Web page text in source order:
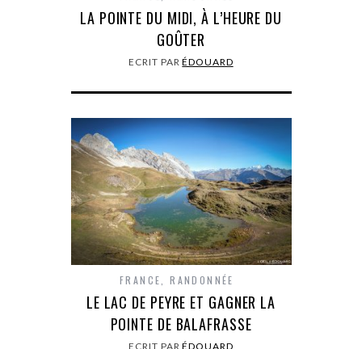
LA POINTE DU MIDI, À L’HEURE DU
GOÛTER
ECRIT PARÉDOUARD
FRANCE ,RANDONNÉE
LE LAC DE PEYRE ET GAGNER LA
POINTE DE BALAFRASSE
ECRIT PARÉDOUARD